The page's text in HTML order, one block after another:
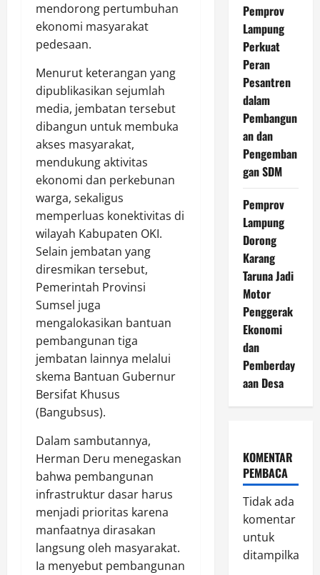
mendorong pertumbuhan
ekonomi masyarakat
pedesaan.
Menurut keterangan yang
dipublikasikan sejumlah
media, jembatan tersebut
dibangun untuk membuka
akses masyarakat,
mendukung aktivitas
ekonomi dan perkebunan
warga, sekaligus
memperluas konektivitas di
wilayah Kabupaten OKI.
Selain jembatan yang
diresmikan tersebut,
Pemerintah Provinsi
Sumsel juga
mengalokasikan bantuan
pembangunan tiga
jembatan lainnya melalui
skema Bantuan Gubernur
Bersifat Khusus
(Bangubsus).
Dalam sambutannya,
Herman Deru menegaskan
bahwa pembangunan
infrastruktur dasar harus
menjadi prioritas karena
manfaatnya dirasakan
langsung oleh masyarakat.
Ia menyebut pembangunan
Pemprov
Lampung
Perkuat
Peran
Pesantren
dalam
Pembangun
an dan
Pengemban
gan SDM
Pemprov
Lampung
Dorong
Karang
Taruna Jadi
Motor
Penggerak
Ekonomi
dan
Pemberday
aan Desa
KOMENTAR
PEMBACA
Tidak ada
komentar
untuk
ditampilkan.